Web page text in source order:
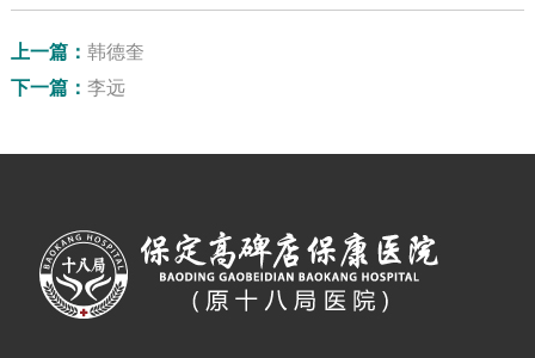
上一篇： 韩德奎
下一篇： 李远